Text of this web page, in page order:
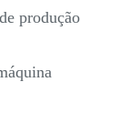
produção